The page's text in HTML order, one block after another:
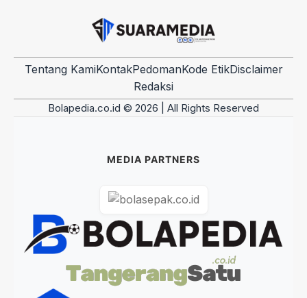
Tentang KamiKontakPedomanKode EtikDisclaimer
Redaksi
Bolapedia.co.id © 2026 | All Rights Reserved
MEDIA PARTNERS